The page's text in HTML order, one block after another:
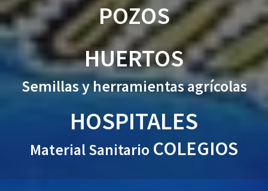
POZOS
HUERTOS
Semillas y herramientas agrícolas
HOSPITALES
Material Sanitario COLEGIOS